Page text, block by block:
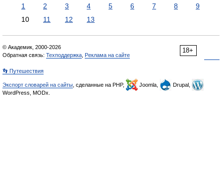
1 2 3 4 5 6 7 8
9
10
11 12 13
18+
© Академик, 2000-2026
Обратная связь: Техподдержка Реклама на сайте
👣 Путешествия
Экспорт словарей на сайты , сделанные на PHP, Joomla,
Drupal,
WordPress, MODx.